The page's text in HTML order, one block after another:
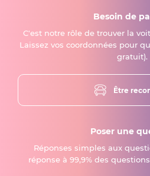
Besoin de
C'est notre rôle de trouver la
Laissez vos coordonnées pour
gratuit).
Être
Poser une
Réponses simples aux
réponse à 99,9% des